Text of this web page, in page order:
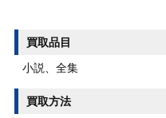
買取品目
小説、全集
買取方法